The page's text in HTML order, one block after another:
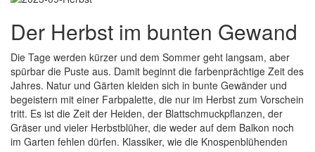
Der Herbst im bunten Gewand
Die Tage werden kürzer und dem Sommer geht langsam, aber
spürbar die Puste aus. Damit beginnt die farbenprächtige Zeit des
Jahres. Natur und Gärten kleiden sich in bunte Gewänder und
begeistern mit einer Farbpalette, die nur im Herbst zum Vorschein
tritt. Es ist die Zeit der Heiden, der Blattschmuckpflanzen, der
Gräser und vieler Herbstblüher, die weder auf dem Balkon noch
im Garten fehlen dürfen. Klassiker, wie die Knospenblühenden